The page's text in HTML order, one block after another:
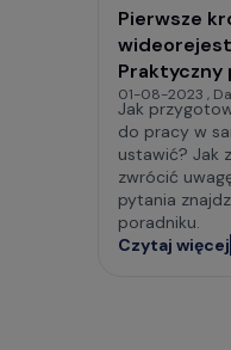
Pierwsze
Praktyczny
01-08-2023 ,
Jak
do pracy w
ustawić? Jak
zwrócić
pytania
poradniku.
Czytaj więcej